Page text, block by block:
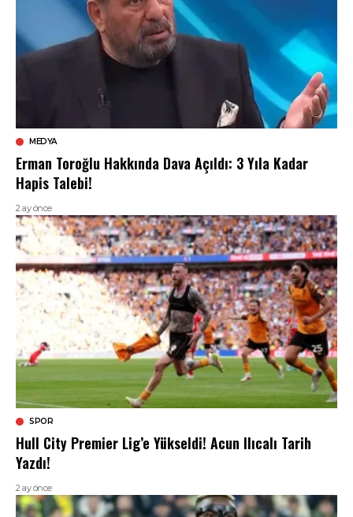
MEDYA
Erman Toroğlu Hakkında Dava Açıldı: 3 Yıla Kadar
Hapis Talebi!
2 ay önce
SPOR
Hull City Premier Lig’e Yükseldi! Acun Ilıcalı Tarih
Yazdı!
2 ay önce